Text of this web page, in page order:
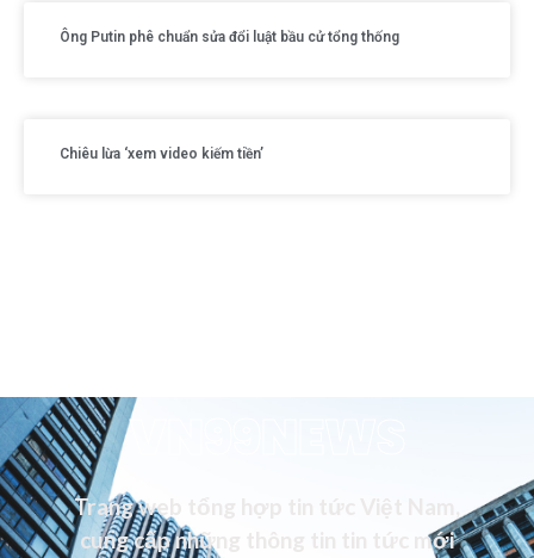
Ông Putin phê chuẩn sửa đổi luật bầu cử tổng thống
Chiêu lừa ‘xem video kiếm tiền’
VN99NEWS
Trang web tổng hợp tin tức Việt Nam,
cung cấp những thông tin tin tức mới